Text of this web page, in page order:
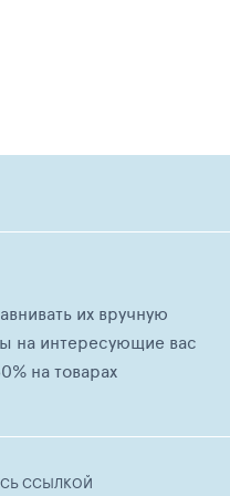
их вручную
на интересующие вас
на товарах
ССЫЛКОЙ